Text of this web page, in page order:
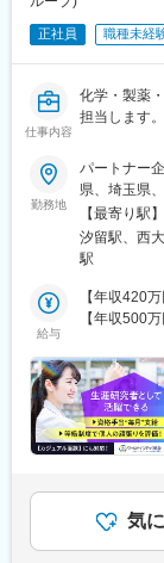
正社員 職種未経
仕事内容
化学・製薬
担当します。
勤務地
パートナー
県、埼玉県
県、三重県
勤務地・配
やご希望を
望をお聞か
【最寄り駅】
汐留駅、西
駅
給与
【年収420
【年収500
気